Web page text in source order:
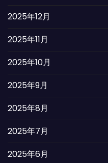
2025年12月
2025年11月
2025年10月
2025年9月
2025年8月
2025年7月
2025年6月